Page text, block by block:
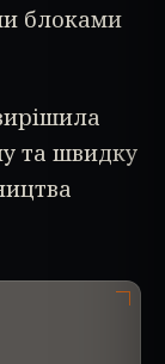
блоками
та швидку